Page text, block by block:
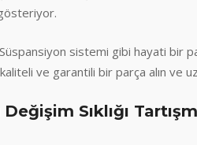
sistemi gibi hayati bir
ve garantili bir parça alın ve
Sıklığı